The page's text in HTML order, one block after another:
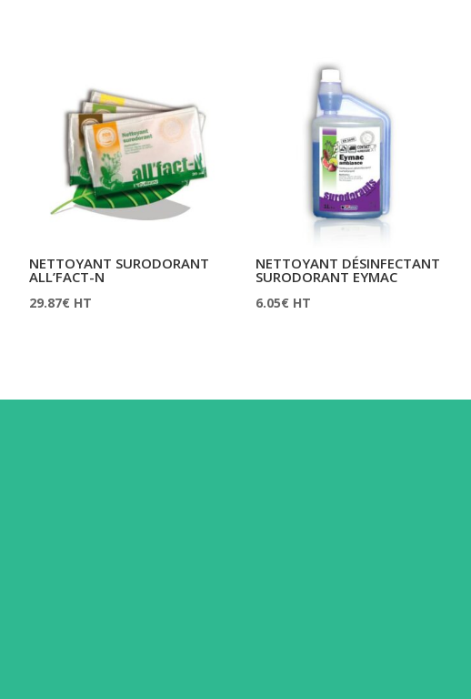
NETTOYANT SURODORANT
ALL’FACT-N
29.87€ HT
NETTOYANT DÉSINFECTANT
SURODORANT EYMAC
6.05€ HT